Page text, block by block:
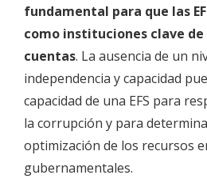
fundamental para que las
como instituciones clave
cuentas. La ausencia de un
independencia y capacidad
capacidad de una EFS para
la corrupción y para
optimización de los recursos
gubernamentales.